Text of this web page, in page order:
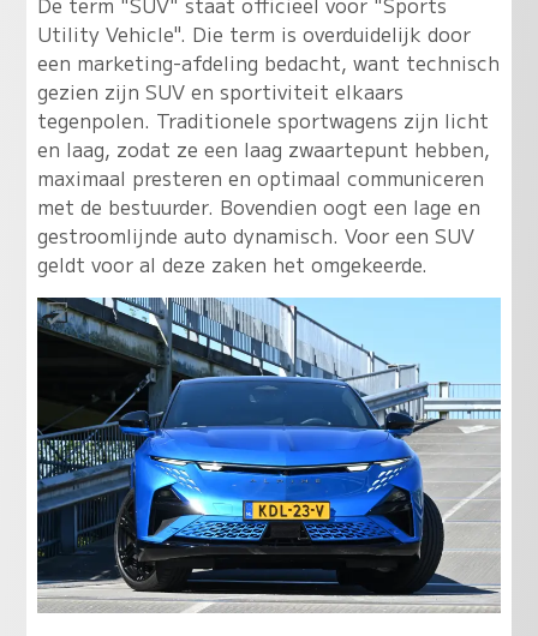
Utility Vehicle". Die term is overduidelijk door
een marketing-afdeling bedacht, want technisch
gezien zijn SUV en sportiviteit elkaars
tegenpolen. Traditionele sportwagens zijn licht
en laag, zodat ze een laag zwaartepunt hebben,
maximaal presteren en optimaal communiceren
met de bestuurder. Bovendien oogt een lage en
gestroomlijnde auto dynamisch. Voor een SUV
geldt voor al deze zaken het omgekeerde.